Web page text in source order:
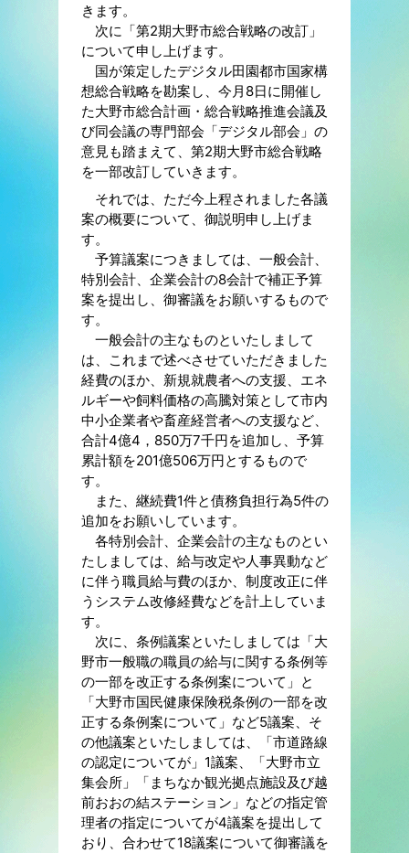
きます。
次に「第2期大野市総合戦略の改訂」
について申し上げます。
国が策定したデジタル田園都市国家構
想総合戦略を勘案し、今月8日に開催し
た大野市総合計画・総合戦略推進会議及
び同会議の専門部会「デジタル部会」の
意見も踏まえて、第2期大野市総合戦略
を一部改訂していきます。
それでは、ただ今上程されました各議
案の概要について、御説明申し上げま
す。
予算議案につきましては、一般会計、
特別会計、企業会計の8会計で補正予算
案を提出し、御審議をお願いするもので
す。
一般会計の主なものといたしまして
は、これまで述べさせていただきました
経費のほか、新規就農者への支援、エネ
ルギーや飼料価格の高騰対策として市内
中小企業者や畜産経営者への支援など、
合計4億4，850万7千円を追加し、予算
累計額を201億506万円とするもので
す。
また、継続費1件と債務負担行為5件の
追加をお願いしています。
各特別会計、企業会計の主なものとい
たしましては、給与改定や人事異動など
に伴う職員給与費のほか、制度改正に伴
うシステム改修経費などを計上していま
す。
次に、条例議案といたしましては「大
野市一般職の職員の給与に関する条例等
の一部を改正する条例案について」と
「大野市国民健康保険税条例の一部を改
正する条例案について」など5議案、そ
の他議案といたしましては、「市道路線
の認定についてが」1議案、「大野市立
集会所」「まちなか観光拠点施設及び越
前おおの結ステーション」などの指定管
理者の指定についてが4議案を提出して
おり、合わせて18議案について御審議を